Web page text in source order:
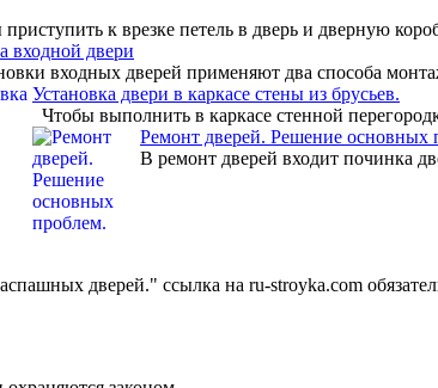
к врезке петель в дверь и дверную
входной двери
входных дверей применяют два способа
Установка двери в каркасе стены из брусьев.
Чтобы выполнить в каркасе стенной
Ремонт дверей. Решение основных
В ремонт дверей входит починка
дверей." ссылка на ru-stroyka.com